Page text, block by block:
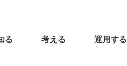
る 考える 運用する